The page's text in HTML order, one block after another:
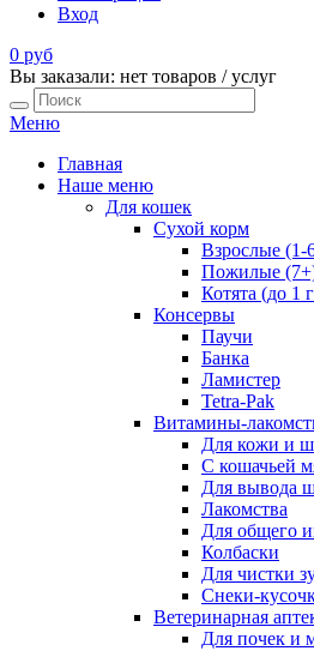
Вход
0 руб
Вы заказали: нет товаров / услуг
Меню
Главная
Наше меню
Для кошек
Сухой корм
Взрослые (1-
Пожилые
Котята (до 1
Консервы
Паучи
Банка
Ламистер
Tetra-Pak
Витамины-
Для кожи и
С кошачьей
Для вывода
Лакомства
Для общего
Колбаски
Для чистки
Снеки-
Ветеринарная
Для почек и